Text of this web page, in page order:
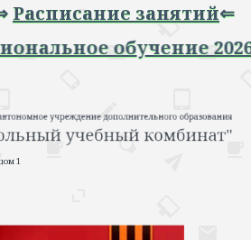
Расписание занятий⇐
обучение
1